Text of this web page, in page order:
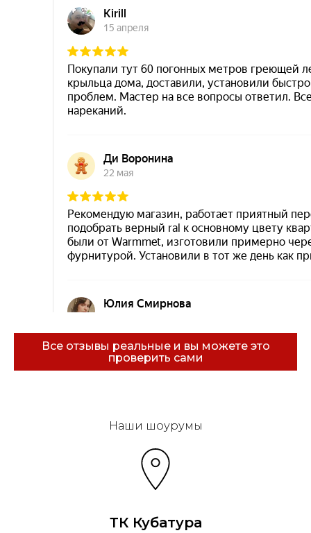
Все отзывы реальные и вы можете это
проверить сами
Наши шоурумы
ТК Кубатура